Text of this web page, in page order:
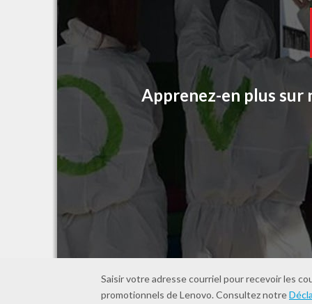
Apprenez-en plus sur
Saisir votre adresse courriel pour recevoir les
promotionnels de Lenovo. Consultez notre